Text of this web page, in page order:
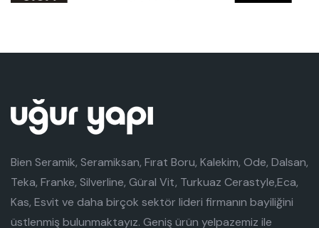
Bien Seramik, Seramiksan, Fırat Boru, Kalekim, Ode, Dalsan,
Teka, Franke, Silverline, Güral Vit, Turkuaz Cerastyle,Eca,
Kas, Esvit ve daha birçok sektör lideri firmanın bayiliğini
üstlenmiş bulunmaktayız. Geniş ürün yelpazemiz ile